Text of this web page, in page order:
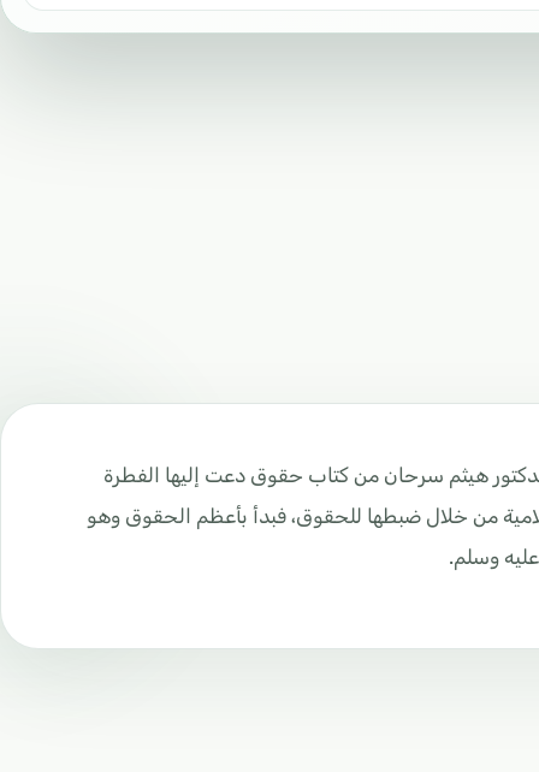
هيثم سرحان من كتاب حقوق دعت إليها الفطرة
من خلال ضبطها للحقوق، فبدأ بأعظم الحقوق وهو
وسلم.